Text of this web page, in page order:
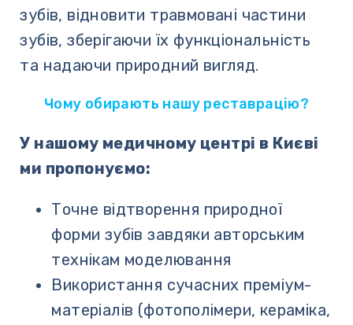
зубів, відновити травмовані чаcтини
зубів, зберігаючи їх функціональність
та надаючи природний вигляд.
Чому обирають нашу реставрацію?
У нашому медичному центрі в Києві
ми пропонуємо:
Точне відтворення природної
форми зубів завдяки авторським
технікам моделювання
Використання сучасних преміум-
матеріалів (фотополімери, кераміка,